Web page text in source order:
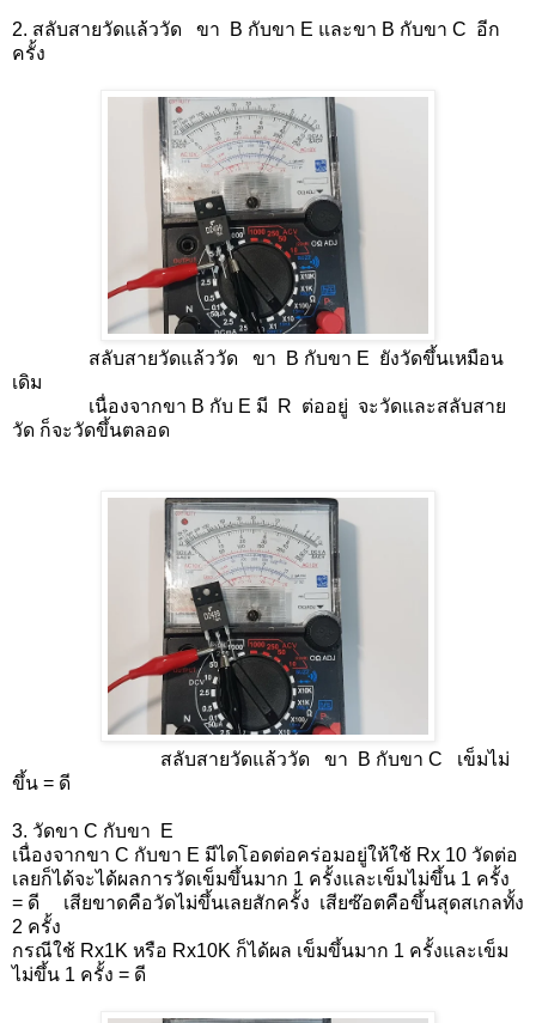
2. สลับสายวัดแล้ววัด ขา B กับขา E และขา B กับขา C อีก
ครั้ง
สลับสายวัดแล้ววัด ขา B กับขา E ยังวัดขึ้นเหมือน
เดิม
เนื่องจากขา B กับ E มี R ต่ออยู่ จะวัดและสลับสาย
วัด ก็จะวัดขึ้นตลอด
สลับสายวัดแล้ววัด ขา B กับขา C เข็มไม่
ขึ้น = ดี
3. วัดขา C กับขา E
เนื่องจากขา C กับขา E มีไดโอดต่อคร่อมอยู่ให้ใช้ Rx 10 วัดต่อ
เลยก็ได้จะได้ผลการวัดเข็มขึ้นมาก 1 ครั้งและเข็มไม่ขึ้น 1 ครั้ง
= ดี เสียขาดคือวัดไม่ขึ้นเลยสักครั้ง เสียซ๊อตคือขึ้นสุดสเกลทั้ง
2 ครั้ง
กรณีใช้ Rx1K หรือ Rx10K ก็ได้ผล เข็มขึ้นมาก 1 ครั้งและเข็ม
ไม่ขึ้น 1 ครั้ง = ดี